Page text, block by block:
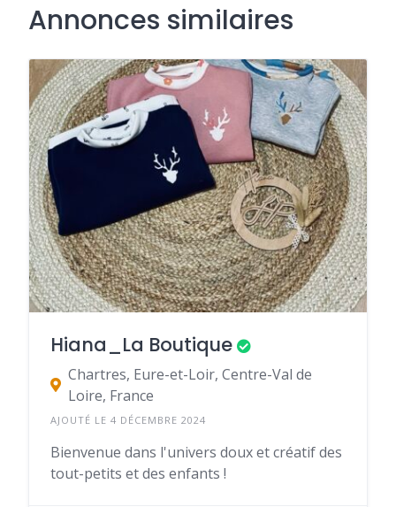
Annonces similaires
Hiana_La Boutique
Chartres, Eure-et-Loir, Centre-Val de
Loire, France
AJOUTÉ LE 4 DÉCEMBRE 2024
Bienvenue dans l'univers doux et créatif des
tout-petits et des enfants !